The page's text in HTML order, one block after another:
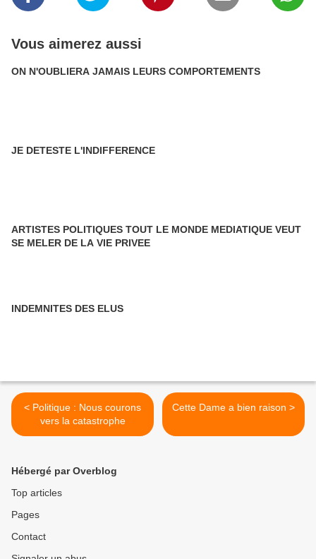
Vous aimerez aussi
ON N'OUBLIERA JAMAIS LEURS COMPORTEMENTS
JE DETESTE L'INDIFFERENCE
ARTISTES POLITIQUES TOUT LE MONDE MEDIATIQUE VEUT
SE MELER DE LA VIE PRIVEE
INDEMNITES DES ELUS
< Politique : Nous courons
vers la catastrophe
Cette Dame a bien raison >
Hébergé par Overblog
Top articles
Pages
Contact